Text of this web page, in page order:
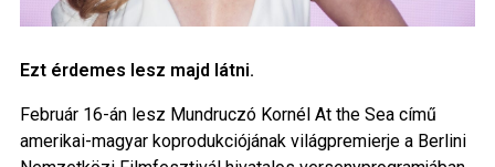
Ezt érdemes lesz majd látni.
Február 16-án lesz Mundruczó Kornél At the Sea című
amerikai-magyar koprodukciójának világpremierje a Berlini